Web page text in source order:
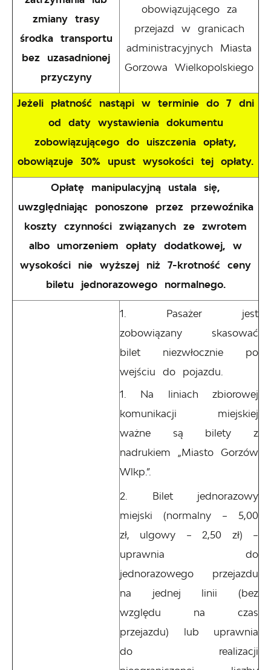
zmiany trasy
środka transportu
bez uzasadnionej
przyczyny
obowiązującego za
przejazd w granicach
administracyjnych Miasta
Gorzowa Wielkopolskiego
Jeżeli płatność nastąpi w terminie do 7 dni
od daty wystawienia dokumentu
zobowiązującego do uiszczenia opłaty,
obowiązuje 30% upust wysokości tej opłaty.
Opłatę manipulacyjną ustala się,
uwzględniając ponoszone przez przewoźnika
koszty czynności związanych ze zwrotem
albo umorzeniem opłaty dodatkowej, w
wysokości nie wyższej niż 7-krotność ceny
biletu jednorazowego normalnego.
Pasażer jest
zobowiązany skasować
bilet niezwłocznie po
wejściu do pojazdu.
Na liniach zbiorowej
komunikacji miejskiej
ważne są bilety z
nadrukiem „Miasto Gorzów
Wlkp.”.
Bilet jednorazowy
miejski (normalny – 5,00
zł, ulgowy – 2,50 zł) –
uprawnia do
jednorazowego przejazdu
na jednej linii (bez
względu na czas
przejazdu) lub uprawnia
do realizacji